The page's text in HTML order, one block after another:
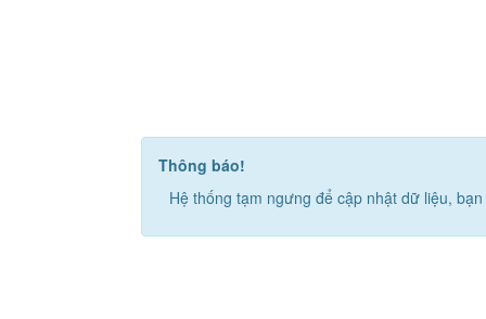
Thông báo!
Hệ thống tạm ngưng để cập nhật dữ liệu,